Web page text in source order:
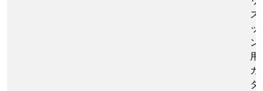
ス
ッ
ン
用
カ
タ